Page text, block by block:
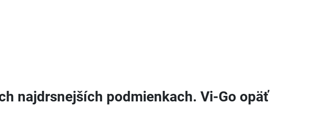
najdrsnejších podmienkach. Vi-Go opäť